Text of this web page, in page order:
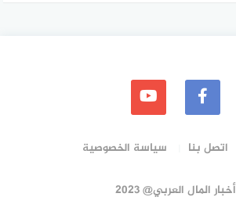
اتصل بنا سياسة الخصوصية
أخبار المال العربي@ 2023